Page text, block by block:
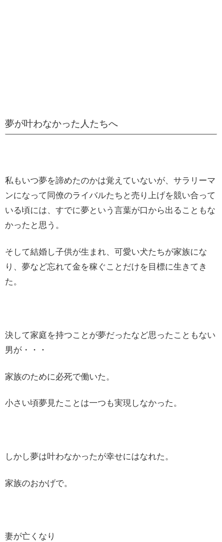
夢が叶わなかった人たちへ
私もいつ夢を諦めたのかは覚えていないが、サラリーマ
ンになって同僚のライバルたちと売り上げを競い合って
いる頃には、すでに夢という言葉が口から出ることもな
かったと思う。
そして結婚し子供が生まれ、可愛い犬たちが家族にな
り、夢など忘れて金を稼ぐことだけを目標に生きてき
た。
決して家庭を持つことが夢だったなど思ったこともない
男が・・・
家族のために必死で働いた。
小さい頃夢見たことは一つも実現しなかった。
しかし夢は叶わなかったが幸せにはなれた。
家族のおかげで。
妻が亡くなり